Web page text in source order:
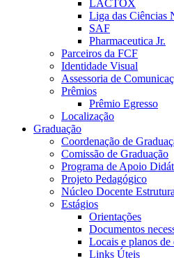
LACTOX
Liga das Ciências
SAF
Pharmaceutica Jr.
Parceiros da FCF
Identidade Visual
Assessoria de
Prêmios
Prêmio Egresso
Localização
Graduação
Coordenação de
Comissão de Graduação
Programa de Apoio
Projeto Pedagógico
Núcleo Docente
Estágios
Orientações
Documentos
Locais e planos
Links Úteis